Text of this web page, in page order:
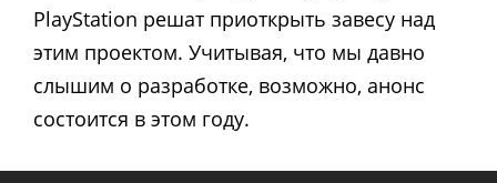
PlayStation решат приоткрыть завесу над
этим проектом. Учитывая, что мы давно
слышим о разработке, возможно, анонс
состоится в этом году.